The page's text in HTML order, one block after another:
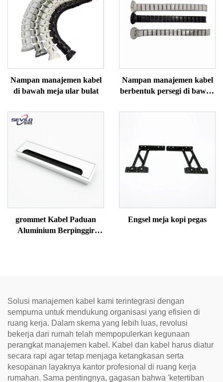
Nampan manajemen kabel
di bawah meja ular bulat
Nampan manajemen kabel
berbentuk persegi di bawah
grommet Kabel Paduan
Aluminium Berpinggir
Engsel meja kopi pegas
Solusi manajemen kabel kami terintegrasi dengan
sempurna untuk mendukung organisasi yang efisien di
ruang kerja. Dalam skema yang lebih luas, revolusi
bekerja dari rumah telah mempopulerkan kegunaan
perangkat manajemen kabel. Kabel dan kabel harus diatur
secara rapi agar tetap menjaga ketangkasan serta
kesopanan layaknya kantor profesional di ruang kerja
rumahan. Sama pentingnya, gagasan bahwa 'ketertiban